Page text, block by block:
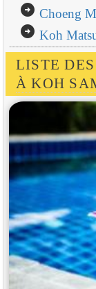
arrow_circle_right Choeng
arrow_circle_right Koh
LISTE
À KOH